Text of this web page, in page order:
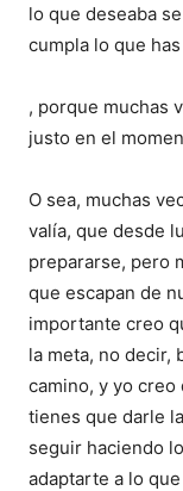
lo que deseaba
cumpla lo que
, porque muchas
justo en el
O sea, muchas
valía, que desde
prepararse, pero
que escapan de
importante creo
la meta, no decir,
camino, y yo creo
tienes que darle
seguir haciendo
adaptarte a lo